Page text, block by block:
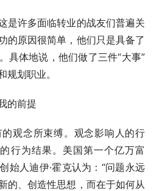
是许多面临转业的战友们普遍关
的原因很简单，他们只是具备了
具体地说，他们做了三件“大事”
划职业。
的前提
观念所束缚。观念影响人的行
行为结果。美国第一个亿万富
始人迪伊·霍克认为：“问题永远
的、创造性思想，而在于如何从